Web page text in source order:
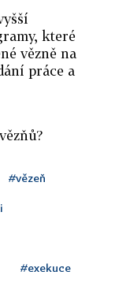
které
vězně na
práce a
#vězeň
#exekuce